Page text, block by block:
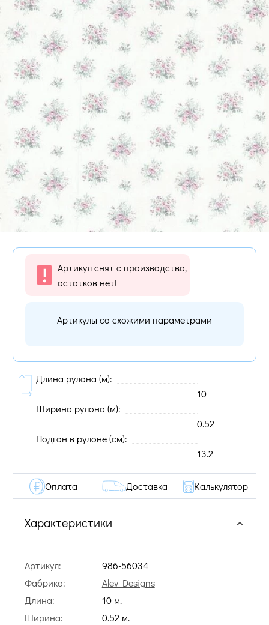
Артикул снят с производства,
остатков нет!
Артикулы со схожими параметрами
Длина рулона (м):
10
Ширина рулона (м):
0.52
Подгон в рулоне (cм):
13.2
Характеристики
Артикул:
986-56034
Фабрика:
Alev Designs
Длина:
10 м.
Ширина:
0.52 м.
Оплата Доставка Калькулятор